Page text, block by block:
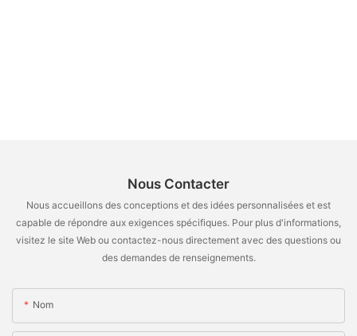
Nous Contacter
Nous accueillons des conceptions et des idées personnalisées et est
capable de répondre aux exigences spécifiques. Pour plus d'informations,
visitez le site Web ou contactez-nous directement avec des questions ou
des demandes de renseignements.
Nom